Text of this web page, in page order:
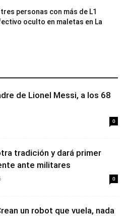
personas con más de L1
oculto en maletas en La
de Lionel Messi, a los 68
0
tradición y dará primer
ante militares
0
un robot que vuela, nada